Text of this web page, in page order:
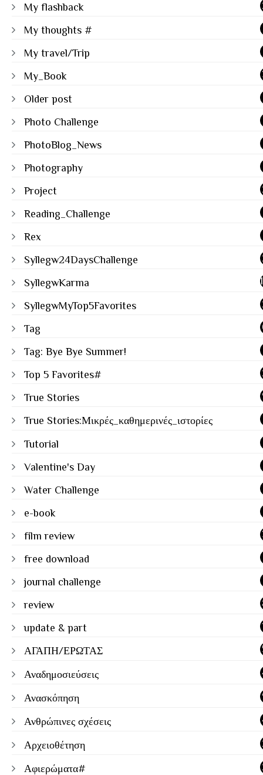
My flashback
My thoughts #
My travel/Trip
My_Book
Older post
Photo Challenge
PhotoBlog_News
Photography
Project
Reading_Challenge
Rex
Syllegw24DaysChallenge
SyllegwKarma
SyllegwMyTop5Favorites
Tag
Tag: Bye Bye Summer!
Top 5 Favorites#
True Stories
True Stories:Μικρές_καθημερινές_ιστορίες
Tutorial
Valentine's Day
Water Challenge
e-book
film review
free download
journal challenge
review
update & part
ΑΓΑΠΗ/ΕΡΩΤΑΣ
Αναδημοσιεύσεις
Ανασκόπηση
Ανθρώπινες σχέσεις
Αρχειοθέτηση
Αφιερώματα#